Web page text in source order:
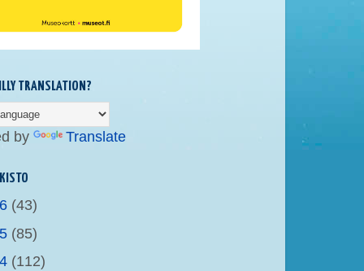
TRANSLATION?
by Translate
(43)
(85)
(112)